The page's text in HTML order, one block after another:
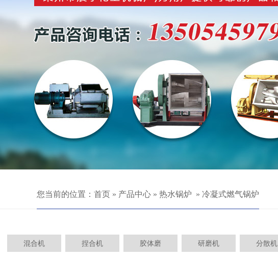
您当前的位置： 首页 » 产品中心 » 热水锅炉 » 冷凝式燃气锅炉
混合机 捏合机 胶体磨 研磨机 分散机